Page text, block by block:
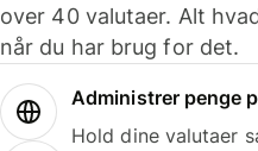
over 40 valutaer. Alt
når du har brug for det.
Administrer penge
Hold dine valutaer